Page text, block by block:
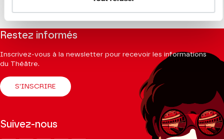
Restez informés
Inscrivez-vous à la newsletter pour recevoir les informations
du Théâtre.
S'INSCRIRE
Suivez-nous